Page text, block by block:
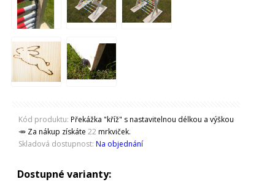
Kód produktu: Překážka "kříž" s nastavitelnou délkou a výškou
🥕 Za nákup získáte 22mrkviček.
Skladová dostupnost: Na objednání
Dostupné varianty: